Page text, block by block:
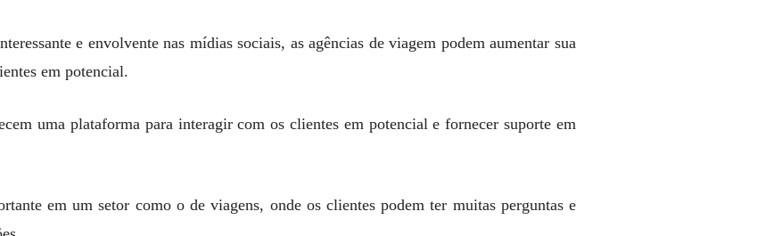
e envolvente nas mídias sociais, as agências de viagem podem aumentar sua
em potencial.
uma plataforma para interagir com os clientes em potencial e fornecer suporte em
em um setor como o de viagens, onde os clientes podem ter muitas perguntas e